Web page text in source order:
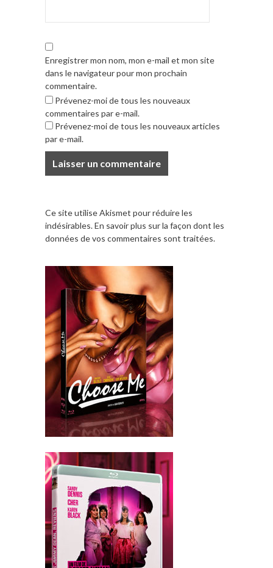
Enregistrer mon nom, mon e-mail et mon site
dans le navigateur pour mon prochain
commentaire.
Prévenez-moi de tous les nouveaux
commentaires par e-mail.
Prévenez-moi de tous les nouveaux articles
par e-mail.
Ce site utilise Akismet pour réduire les
indésirables.En savoir plus sur la façon dont les
données de vos commentaires sont traitées.